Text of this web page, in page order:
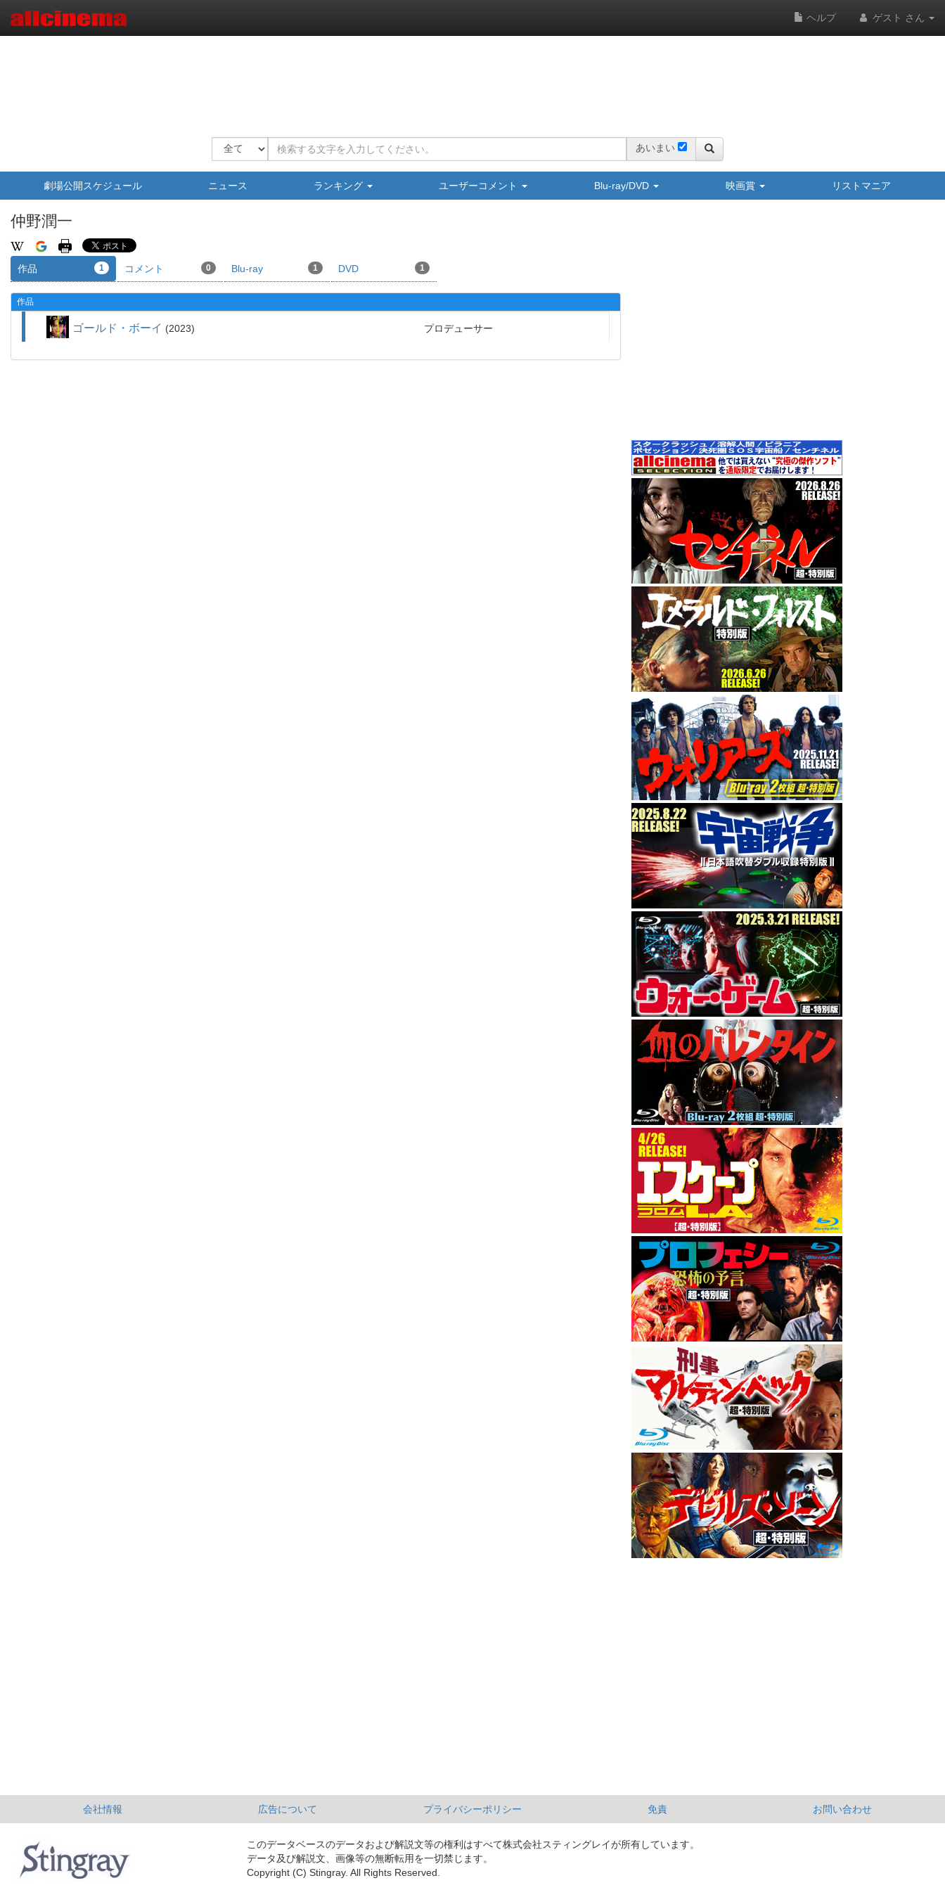
ヘルプ ゲスト さん
あいまい
劇場公開スケジュール ニュース ランキング ユーザーコメント Blu-ray/DVD 映画賞 リストマニア
仲野潤一
作品 1 コメント 0 Blu-ray 1 DVD 1
作品
ゴールド・ボーイ 2023 プロデューサー
会社情報 広告について プライバシーポリシー 免責 お問い合わせ
このデータベースのデータおよび解説文等の権利はすべて株式会社スティングレイが所有しています。
データ及び解説文、画像等の無断転用を一切禁じます。
Copyright (C) Stingray. All Rights Reserved.